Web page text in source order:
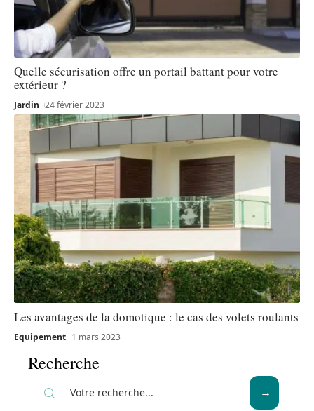
Quelle sécurisation offre un portail battant pour votre
extérieur ?
Jardin 24 février 2023
Les avantages de la domotique : le cas des volets roulants
Equipement 1 mars 2023
Recherche